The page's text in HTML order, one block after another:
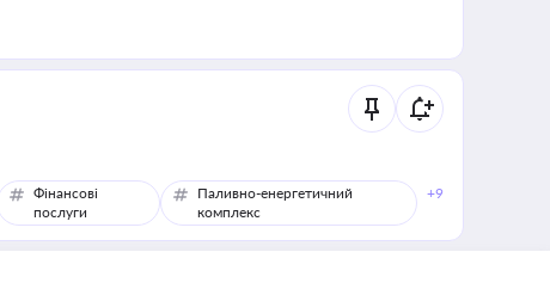
Фінансові
послуги
Паливно-енергетичний
комплекс
+9